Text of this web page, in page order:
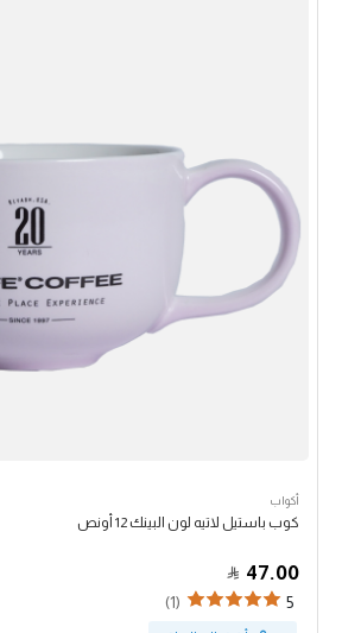
أكواب
كوب باستيل لاتيه لون البينك 12 أونص
47.00
5
(1)